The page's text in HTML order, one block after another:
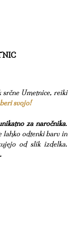
srčne Umetnice, reiki
svojo!
za naročnika.
lahko odtenki barv in
od slik izdelka.